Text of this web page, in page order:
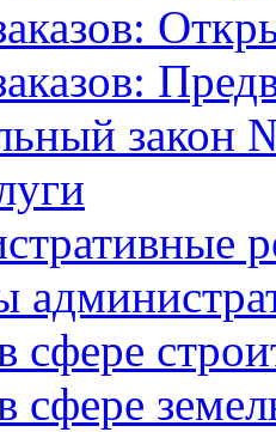
закон
сфере
сфере